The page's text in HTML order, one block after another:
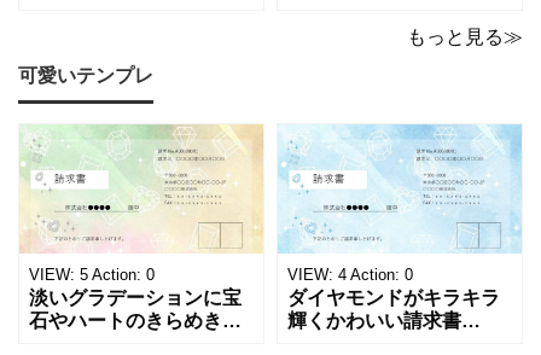
め！過払い･誤入金などが
発生した際にも使える、
モノクロでシンプルな
「返金領収書」のテンプ
レートとなります。 A4縦
型サイズで用紙に印
ト！A4横型ExcelやWord
表になります。 A4横型サ
イズの無料テンプレート
で、Excel・Wo
もっと見る≫
可愛いテンプレ
VIEW: 5 Action: 0
淡いグラデーションに宝
石やハートのきらめきを
VIEW: 4 Action: 0
ダイヤモンドがキラキラ
輝くかわいい請求書